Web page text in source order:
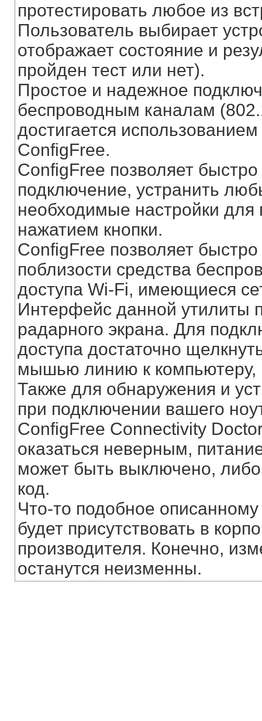
протестировать любое из
Пользователь выбирает
отображает состояние и
пройден тест или нет).
Простое и надежное
беспроводным каналам
достигается
ConfigFree.
ConfigFree позволяет
подключение, устранить
необходимые настройки
нажатием кнопки.
ConfigFree позволяет
поблизости средства
доступа Wi-Fi, имеющиеся
Интерфейс данной утилиты
радарного экрана. Для
доступа достаточно
мышью линию к компьютеру,
Также для обнаружения и
при подключении вашего
ConfigFree Connectivity
оказаться неверным,
может быть выключено,
код.
Что-то подобное
будет присутствовать в
производителя. Конечно,
останутся неизменны.